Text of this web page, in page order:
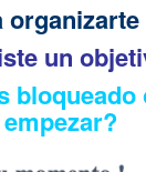
un
bloqueado